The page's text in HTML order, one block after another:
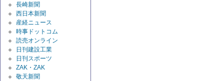
長崎新聞
西日本新聞
産経ニュース
時事ドットコム
読売オンライン
日刊建設工業
日刊スポーツ
ZAK・ZAK
敬天新聞